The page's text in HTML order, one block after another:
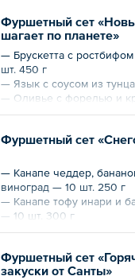
Фуршетный сет
шагает по планете»
— Брускетта с
шт. 450 г
— Язык с соусом из
— Оливье с форелью и
10 шт. 1200 г
Общий вес – 3050 г
Фуршетный сет
— Канапе чеддер,
виноград — 10 шт. 250 г
— Канапе тофу инари и
— 10 шт. 300 г
— Оливье с языком и
— Ягодный мильфей,
свежие ягоды — 10 шт.
Фуршетный сет
закуски от Санты»